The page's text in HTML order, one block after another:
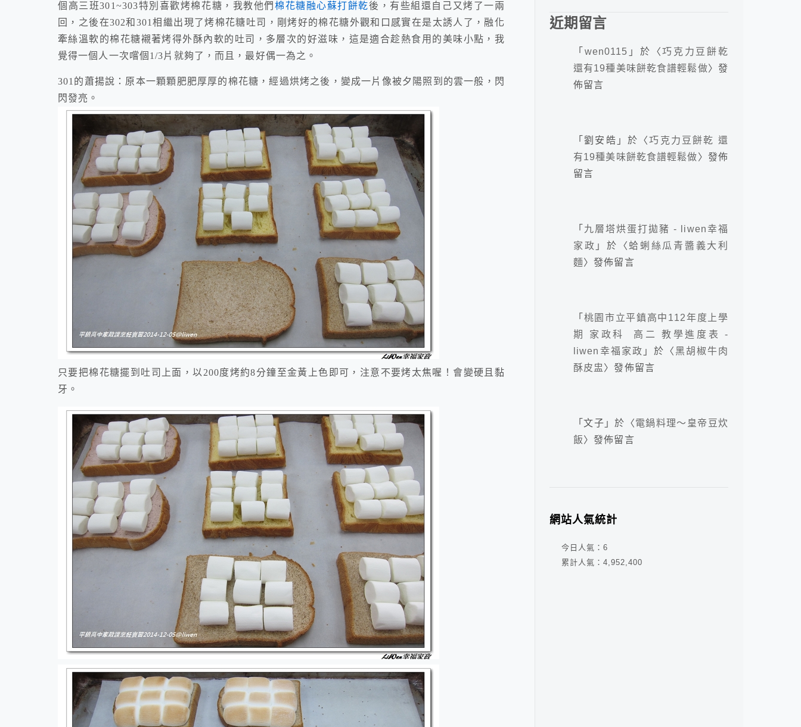
個高三班301~303特別喜歡烤棉花糖，我教他們 棉花糖融心蘇打餅乾後，有些組還自己又烤了一兩
回，之後在302和301相繼出現了烤棉花糖吐司，剛烤好的棉花糖外觀和口感實在是太誘人了，融化
牽絲溫軟的棉花糖襯著烤得外酥內軟的吐司，多層次的好滋味，這是適合趁熱食用的美味小點，我
覺得一個人一次嚐個1/3片就夠了，而且，最好偶一為之。
301的蕭揚說：原本一顆顆肥肥厚厚的棉花糖，經過烘烤之後，變成一片像被夕陽照到的雲一般，閃
閃發亮。
只要把棉花糖擺到吐司上面，以200度烤約8分鐘至金黃上色即可，注意不要烤太焦喔！會變硬且黏
牙。
近期留言
「 wen0115 」於〈巧克力豆餅乾
還有19種美味餅乾食譜輕鬆做〉發
佈留言
「劉安皓 」於〈巧克力豆餅乾 還
有19種美味餅乾食譜輕鬆做〉發佈
留言
「 九層塔烘蛋打拋豬 - liwen幸福
家政 」於〈 蛤蜊絲瓜青醬義大利
麵〉發佈留言
「 桃園市立平鎮高中112年度上學
期 家政科 高二 教學進度表 -
liwen幸福家政 」於〈 黑胡椒牛肉
酥皮盅 〉發佈留言
「文子 」於〈電鍋料理～皇帝豆炊
飯〉發佈留言
網站人氣統計
今日人氣： 6
累計人氣： 4,952,400